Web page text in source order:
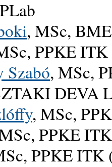
, MSc,
PPKE
Szabó, MSc,
DEVA
, MSc,
PPKE
PPKE ITK